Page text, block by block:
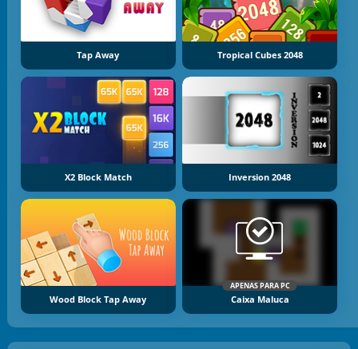
Tap Away Tropical Cubes 2048
X2 Block Match Inversion 2048
Wood Block Tap Away
APENAS PARA PC
Caixa Maluca